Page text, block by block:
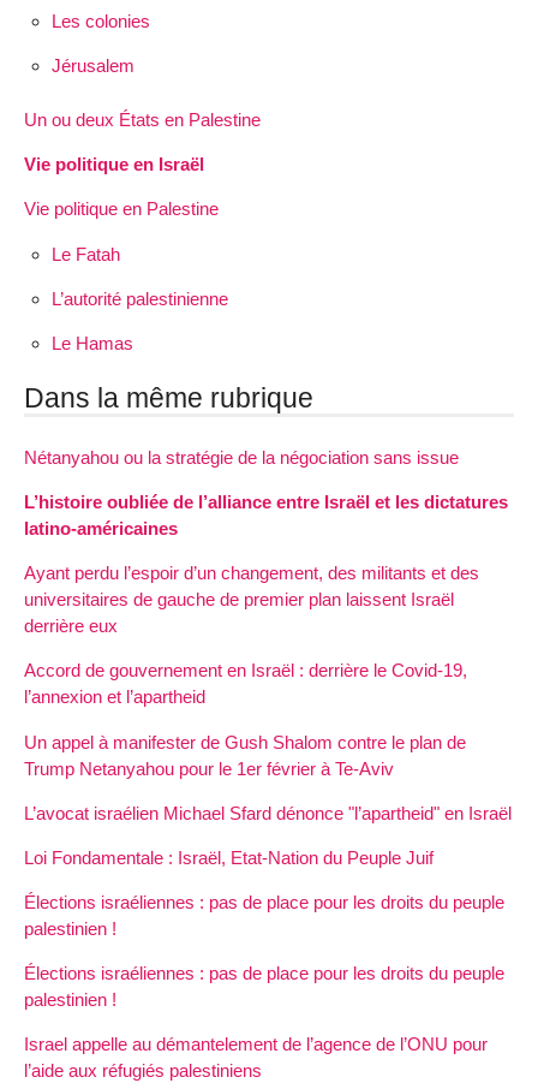
Les colonies
Jérusalem
Un ou deux États en Palestine
Vie politique en Israël
Vie politique en Palestine
Le Fatah
L’autorité palestinienne
Le Hamas
Dans la même rubrique
Nétanyahou ou la stratégie de la négociation sans issue
L’histoire oubliée de l’alliance entre Israël et les dictatures
latino-américaines
Ayant perdu l’espoir d’un changement, des militants et des
universitaires de gauche de premier plan laissent Israël
derrière eux
Accord de gouvernement en Israël : derrière le Covid-19,
l’annexion et l’apartheid
Un appel à manifester de Gush Shalom contre le plan de
Trump Netanyahou pour le 1er février à Te-Aviv
L’avocat israélien Michael Sfard dénonce "l’apartheid" en Israël
Loi Fondamentale : Israël, Etat-Nation du Peuple Juif
Élections israéliennes : pas de place pour les droits du peuple
palestinien !
Élections israéliennes : pas de place pour les droits du peuple
palestinien !
Israel appelle au démantelement de l’agence de l’ONU pour
l’aide aux réfugiés palestiniens